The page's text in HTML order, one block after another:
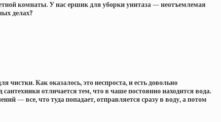
комнаты. У нас ершик для уборки унитаза — неотъемлемая
делах?
Как оказалось, это неспроста, и есть довольно
отличается тем, что в чаше постоянно находится вода.
— все, что туда попадает, отправляется сразу в воду, а потом